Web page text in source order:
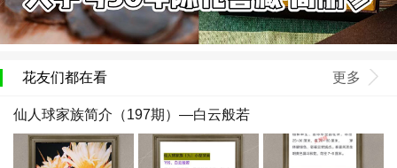
花友们都在看 更多
仙人球家族简介（197期）—白云般若